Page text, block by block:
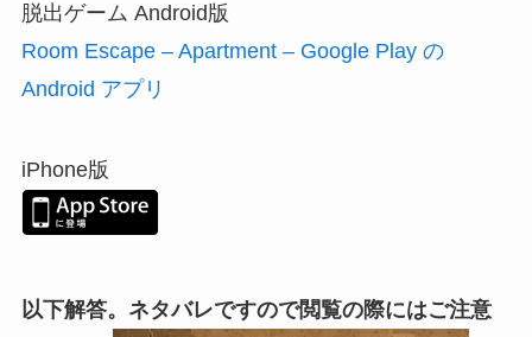
脱出ゲーム Android版
Room Escape – Apartment – Google Play の
Android アプリ
iPhone版
以下解答。ネタバレですので閲覧の際にはご注意